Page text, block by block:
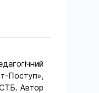
Поступ»,
Автор